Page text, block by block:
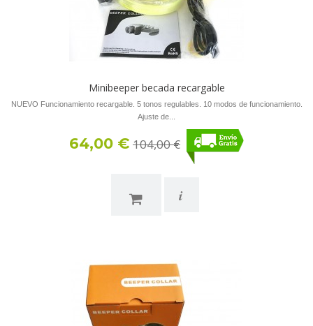
Minibeeper becada recargable
NUEVO Funcionamiento recargable. 5 tonos regulables. 10 modos de funcionamiento.
Ajuste de...
64,00 € 104,00 €
i